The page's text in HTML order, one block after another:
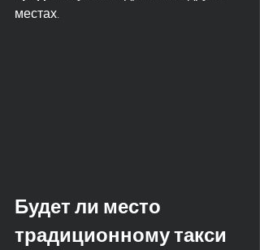
местах.
Будет ли место
традиционному такси